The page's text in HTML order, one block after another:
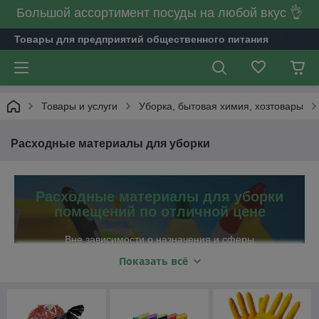
Большой ассортимент посуды на любой вкус 👌
Товары для предприятий общественного питания
Товары и услуги Уборка, бытовая химия, хозтовары
Расходные материалы для уборки
Расходные материалы для уборки
помещений по отличной цене
Вне зависимости о назначения и сферы
использования помещения, в нём периодически
Поэтому для наведения чистоты широко используются
разнообразные расходные материалы для уборки
Показать всё